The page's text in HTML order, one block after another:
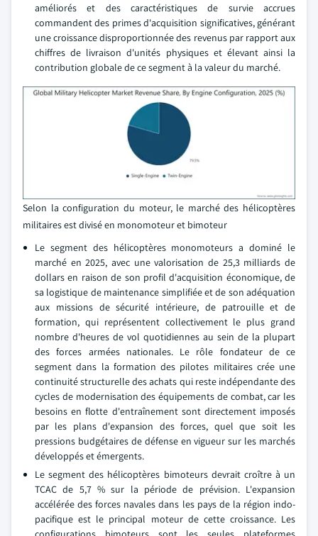
améliorés et des caractéristiques de survie accrues
commandent des primes d'acquisition significatives, générant
une croissance disproportionnée des revenus par rapport aux
chiffres de livraison d'unités physiques et élevant ainsi la
contribution globale de ce segment à la valeur du marché.
Selon la configuration du moteur, le marché des hélicoptères
militaires est divisé en monomoteur et bimoteur
Le segment des hélicoptères monomoteurs a dominé le
marché en 2025, avec une valorisation de 25,3 milliards de
dollars en raison de son profil d'acquisition économique, de
sa logistique de maintenance simplifiée et de son adéquation
aux missions de sécurité intérieure, de patrouille et de
formation, qui représentent collectivement le plus grand
nombre d'heures de vol quotidiennes au sein de la plupart
des forces armées nationales. Le rôle fondateur de ce
segment dans la formation des pilotes militaires crée une
continuité structurelle des achats qui reste indépendante des
cycles de modernisation des équipements de combat, car les
besoins en flotte d'entraînement sont directement imposés
par les plans d'expansion des forces, quel que soit les
pressions budgétaires de défense en vigueur sur les marchés
développés et émergents.
Le segment des hélicoptères bimoteurs devrait croître à un
TCAC de 5,7 % sur la période de prévision. L'expansion
accélérée des forces navales dans les pays de la région indo-
pacifique est le principal moteur de cette croissance. Les